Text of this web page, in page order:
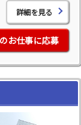
詳細を見る
お仕事に応募